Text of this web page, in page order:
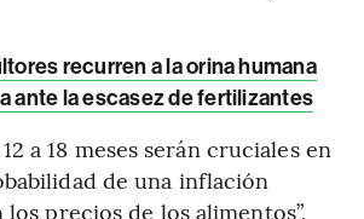
recurren a la orina humana
ante la escasez de fertilizantes
a 18 meses serán cruciales en
de una inflación
precios de los alimentos”,